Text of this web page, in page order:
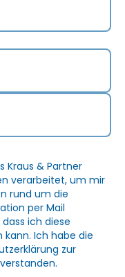
Kraus & Partner
verarbeitet, um mir
rund um die
per Mail
ich diese
Ich habe die
zur